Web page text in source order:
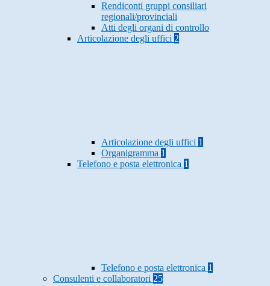
Rendiconti gruppi consiliari
regionali/provinciali
Atti degli organi di controllo
Articolazione degli uffici 2
Articolazione degli uffici 1
Organigramma 1
Telefono e posta elettronica 1
Telefono e posta elettronica 1
Consulenti e collaboratori 25